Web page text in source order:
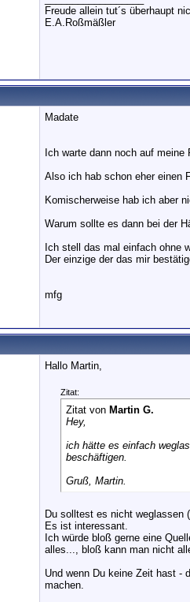
Freude allein tut´s überhaupt
E.A.Roßmäßler
Madate
Ich warte dann noch auf
Also ich hab schon eher einen
Komischerweise hab ich aber
Warum sollte es dann bei der
Ich stell das mal einfach ohne
Der einzige der das mir
mfg
Hallo Martin,
Zitat:
Zitat von Martin G.
Hey,
ich hätte es einfach
beschäftigen.
Gruß, Martin.
Du solltest es nicht weglassen
Es ist interessant.
Ich würde bloß gerne eine
alles..., bloß kann man nicht
Und wenn Du keine Zeit hast -
machen.